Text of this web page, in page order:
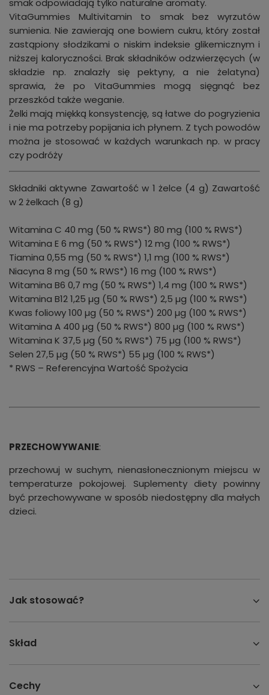
smak odpowiadają tylko naturalne aromaty.
VitaGummies Multivitamin to smak bez wyrzutów
sumienia. Nie zawierają one bowiem cukru, który został
zastąpiony słodzikami o niskim indeksie glikemicznym i
niższej kaloryczności. Brak składników odzwierzęcych (w
składzie np. znalazły się pektyny, a nie żelatyna)
sprawia, że po VitaGummies mogą sięgnąć bez
przeszkód także weganie.
Żelki mają miękką konsystencję, są łatwe do pogryzienia
i nie ma potrzeby popijania ich płynem. Z tych powodów
można je stosować w każdych warunkach np. w pracy
czy podróży
Składniki aktywne Zawartość w 1 żelce (4 g) Zawartość
w 2 żelkach (8 g)
Witamina C 40 mg (50 % RWS*) 80 mg (100 % RWS*)
Witamina E 6 mg (50 % RWS*) 12 mg (100 % RWS*)
Tiamina 0,55 mg (50 % RWS*) 1,1 mg (100 % RWS*)
Niacyna 8 mg (50 % RWS*) 16 mg (100 % RWS*)
Witamina B6 0,7 mg (50 % RWS*) 1,4 mg (100 % RWS*)
Witamina B12 1,25 µg (50 % RWS*) 2,5 µg (100 % RWS*)
Kwas foliowy 100 µg (50 % RWS*) 200 µg (100 % RWS*)
Witamina A 400 µg (50 % RWS*) 800 µg (100 % RWS*)
Witamina K 37,5 µg (50 % RWS*) 75 µg (100 % RWS*)
Selen 27,5 µg (50 % RWS*) 55 µg (100 % RWS*)
* RWS – Referencyjna Wartość Spożycia
PRZECHOWYWANIE:
przechowuj w suchym, nienasłonecznionym miejscu w
temperaturze pokojowej. Suplementy diety powinny
być przechowywane w sposób niedostępny dla małych
dzieci.
Jak stosować?
Skład
Cechy